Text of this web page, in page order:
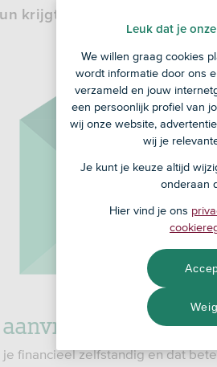
krijgt.
als 18-
je financieel zelfstandig en dat
Leuk dat je
We willen graag cookies
wordt informatie door ons
verzameld en jouw
een persoonlijk profiel van
wij onze website,
wij je
Je kunt je keuze altijd
onderaan
Hier vind je ons